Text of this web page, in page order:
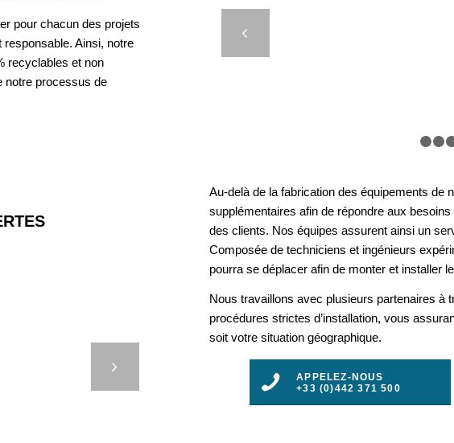
pour chacun des projets
Ainsi, notre
recyclables et non
notre processus de
Précédent
Au-delà de la fabrication des équipements de
supplémentaires afin de répondre aux
des clients. Nos équipes assurent ainsi un
Composée de techniciens et ingénieurs
pourra se déplacer afin de monter et installer
Nous travaillons avec plusieurs partenaires à
procédures strictes d’installation, vous
soit votre situation géographique.
APPELEZ-NOUS
+33 (0)442 371 500